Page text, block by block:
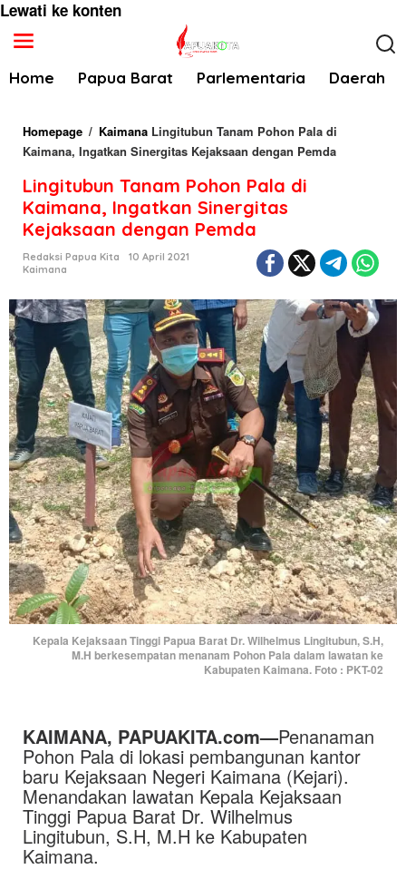
Lewati ke konten
Home Papua Barat Parlementaria Daerah
Homepage / Kaimana Lingitubun Tanam Pohon Pala di
Kaimana, Ingatkan Sinergitas Kejaksaan dengan Pemda
Lingitubun Tanam Pohon Pala di
Kaimana, Ingatkan Sinergitas
Kejaksaan dengan Pemda
Redaksi Papua Kita
10 April 2021
Kaimana
Kepala Kejaksaan Tinggi Papua Barat Dr. Wilhelmus Lingitubun, S.H,
M.H berkesempatan menanam Pohon Pala dalam lawatan ke
Kabupaten Kaimana. Foto : PKT-02
KAIMANA, PAPUAKITA.com—Penanaman
Pohon Pala di lokasi pembangunan kantor
baru Kejaksaan Negeri Kaimana (Kejari).
Menandakan lawatan Kepala Kejaksaan
Tinggi Papua Barat Dr. Wilhelmus
Lingitubun, S.H, M.H ke Kabupaten
Kaimana.